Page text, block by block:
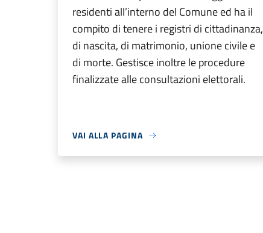
residenti all’interno del Comune ed ha il
compito di tenere i registri di cittadinanza,
di nascita, di matrimonio, unione civile e
di morte. Gestisce inoltre le procedure
finalizzate alle consultazioni elettorali.
VAI ALLA PAGINA